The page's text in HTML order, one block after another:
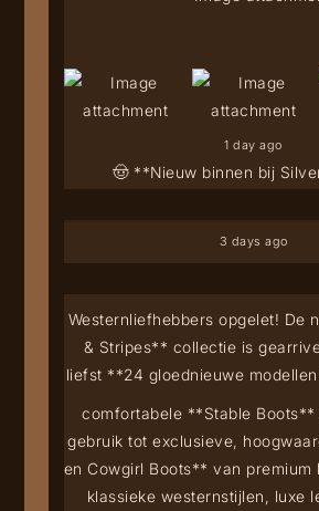
🤠 **Nieuw binnen bij
1 day ago
3 days ago
Westernliefhebbers opgelet! De
& Stripes** collectie is
liefst **24 gloednieuwe
comfortabele **Stable Boots**
gebruik tot exclusieve,
en Cowgirl Boots** van premium
klassieke westernstijlen, luxe